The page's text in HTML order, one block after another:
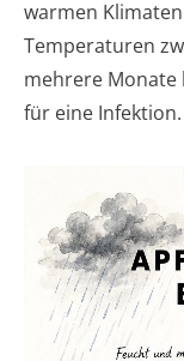
warmen
Temperaturen
mehrere Monate
für eine Infektion.